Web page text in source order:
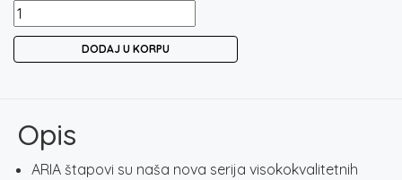
FIL
FISHING
DODAJ U KORPU
Opis
ARIA štapovi su naša nova serija visokokvalitetnih